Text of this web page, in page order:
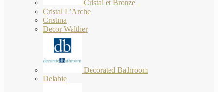
Cristal et Bronze
Cristal L’Arche
Cristina
Decor Walther
Decorated Bathroom
Delabie